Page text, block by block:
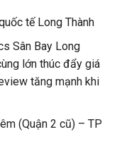
tế Long Thành
Sân Bay Long
lớn thúc đẩy giá
tăng mạnh khi
(Quận 2 cũ) – TP